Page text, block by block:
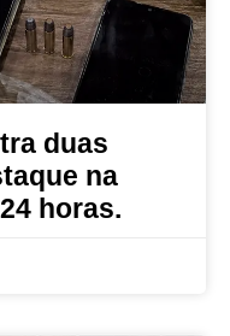
duas
na
horas.